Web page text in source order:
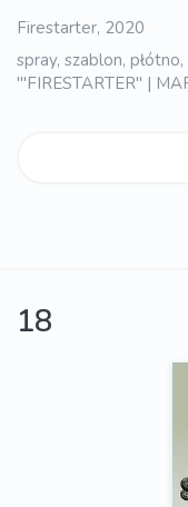
Firestarter, 2020
spray, szablon,
'"FIRESTARTER" |
18